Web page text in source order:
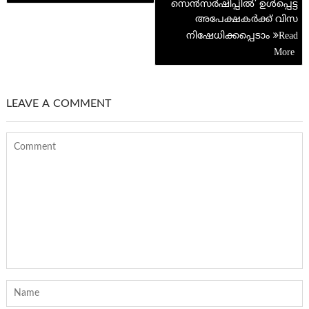
സെൻസർഷിപ്പിൽ’ ഉൾപ്പെട്ട
അപേക്ഷകർക്ക് വിസ
നിഷേധിക്കപ്പെടാം
LEAVE A COMMENT